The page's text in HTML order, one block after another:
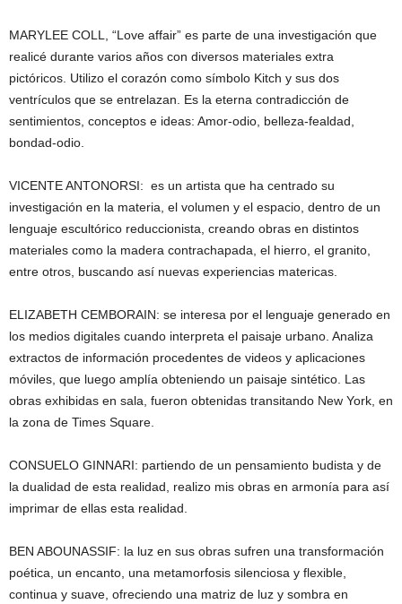
MARYLEE COLL, “Love affair” es parte de una investigación que
realicé durante varios años con diversos materiales extra
pictóricos. Utilizo el corazón como símbolo Kitch y sus dos
ventrículos que se entrelazan. Es la eterna contradicción de
sentimientos, conceptos e ideas: Amor-odio, belleza-fealdad,
bondad-odio.
VICENTE ANTONORSI: es un artista que ha centrado su
investigación en la materia, el volumen y el espacio, dentro de un
lenguaje escultórico reduccionista, creando obras en distintos
materiales como la madera contrachapada, el hierro, el granito,
entre otros, buscando así nuevas experiencias matericas.
ELIZABETH CEMBORAIN: se interesa por el lenguaje generado en
los medios digitales cuando interpreta el paisaje urbano. Analiza
extractos de información procedentes de videos y aplicaciones
móviles, que luego amplía obteniendo un paisaje sintético. Las
obras exhibidas en sala, fueron obtenidas transitando New York, en
la zona de Times Square.
CONSUELO GINNARI: partiendo de un pensamiento budista y de
la dualidad de esta realidad, realizo mis obras en armonía para así
imprimar de ellas esta realidad.
BEN ABOUNASSIF: la luz en sus obras sufren una transformación
poética, un encanto, una metamorfosis silenciosa y flexible,
continua y suave, ofreciendo una matriz de luz y sombra en